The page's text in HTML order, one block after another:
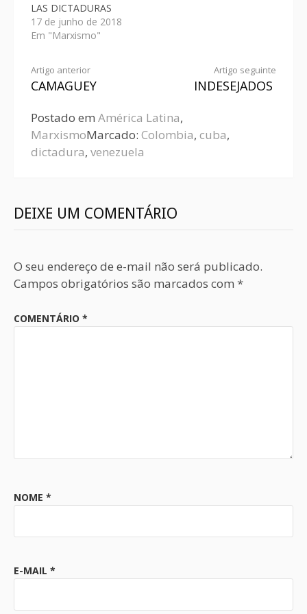
LAS DICTADURAS
17 de junho de 2018
Em "Marxismo"
Artigo anterior
CAMAGUEY
Artigo seguinte
INDESEJADOS
Postado em América Latina,
MarxismoMarcado: Colombia, cuba,
dictadura, venezuela
DEIXE UM COMENTÁRIO
O seu endereço de e-mail não será publicado.
Campos obrigatórios são marcados com *
COMENTÁRIO *
NOME *
E-MAIL *